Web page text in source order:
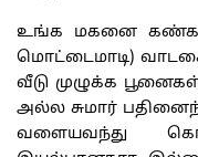
உங்க மகனை
மொட்டைமாடி)
வீடு முழுக்க
அல்ல சுமார்
வளையவந்து